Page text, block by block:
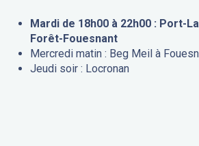
Mardi de 18h00 à 22h00 : Port-
Forêt-Fouesnant
Mercredi matin : Beg Meil à
Jeudi soir : Locronan